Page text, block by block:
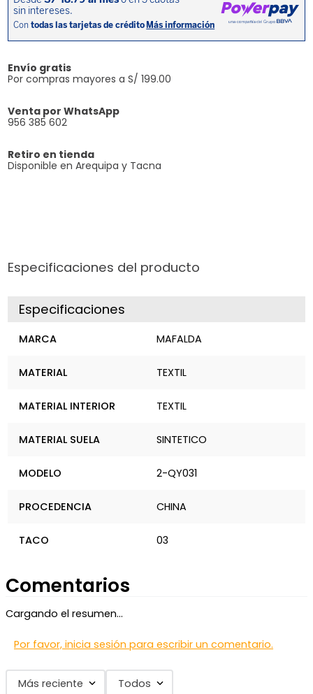
Envío gratis
Por compras mayores a S/ 199.00
Venta por WhatsApp
956 385 602
Retiro en tienda
Disponible en Arequipa y Tacna
Especificaciones del producto
Especificaciones
MARCA MAFALDA
MATERIAL TEXTIL
MATERIAL INTERIOR TEXTIL
MATERIAL SUELA SINTETICO
MODELO 2-QY031
PROCEDENCIA CHINA
TACO 03
Comentarios
Cargando el resumen…
Por favor, inicia sesión para escribir un comentario.
Más reciente Todos